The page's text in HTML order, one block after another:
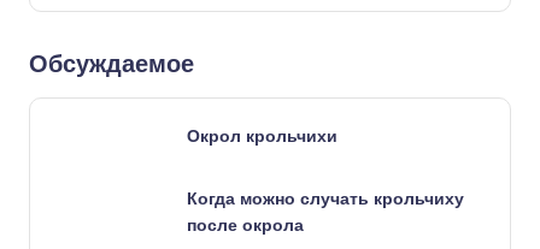
Обсуждаемое
Окрол крольчихи
Когда можно случать крольчиху
после окрола